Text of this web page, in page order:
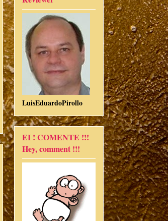
LuisEduardoPirollo
EI ! COMENTE !!!
Hey, comment !!!